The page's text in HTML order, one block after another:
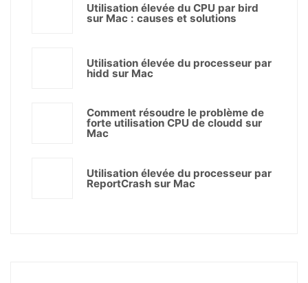
Utilisation élevée du CPU par bird
sur Mac : causes et solutions
Utilisation élevée du processeur par
hidd sur Mac
Comment résoudre le problème de
forte utilisation CPU de cloudd sur
Mac
Utilisation élevée du processeur par
ReportCrash sur Mac